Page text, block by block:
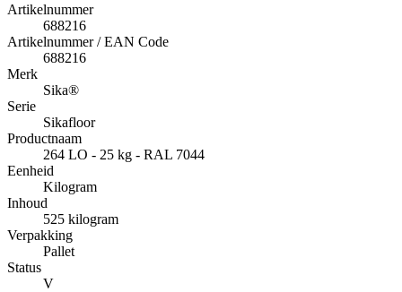
Artikelnummer
688216
Artikelnummer / EAN Code
688216
Merk
Sika®
Serie
Sikafloor
Productnaam
264 LO - 25 kg - RAL 7044
Eenheid
Kilogram
Inhoud
525 kilogram
Verpakking
Pallet
Status
V